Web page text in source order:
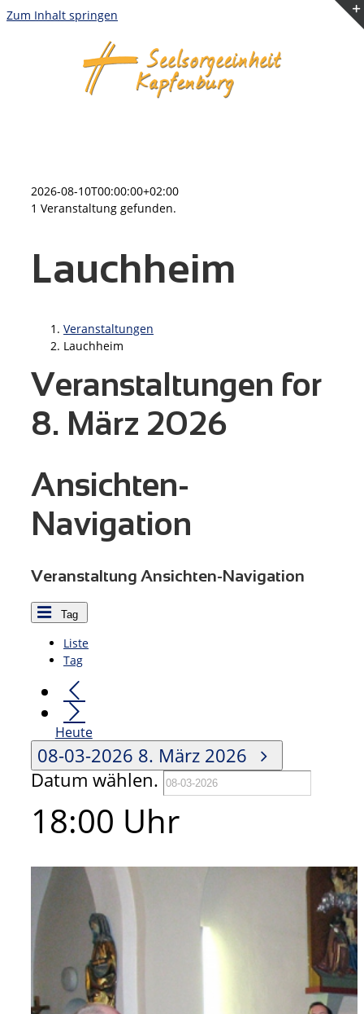
Zum Inhalt springen
2026-08-10T00:00:00+02:00
1 Veranstaltung gefunden.
Lauchheim
Veranstaltungen
Lauchheim
Veranstaltungen for
8. März 2026
Ansichten-
Navigation
Veranstaltung Ansichten-Navigation
Tag
Liste
Tag
Heute
08-03-2026 8. März 2026
Datum wählen.
18:00 Uhr